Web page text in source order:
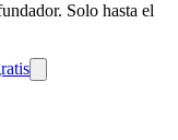
Solo hasta el